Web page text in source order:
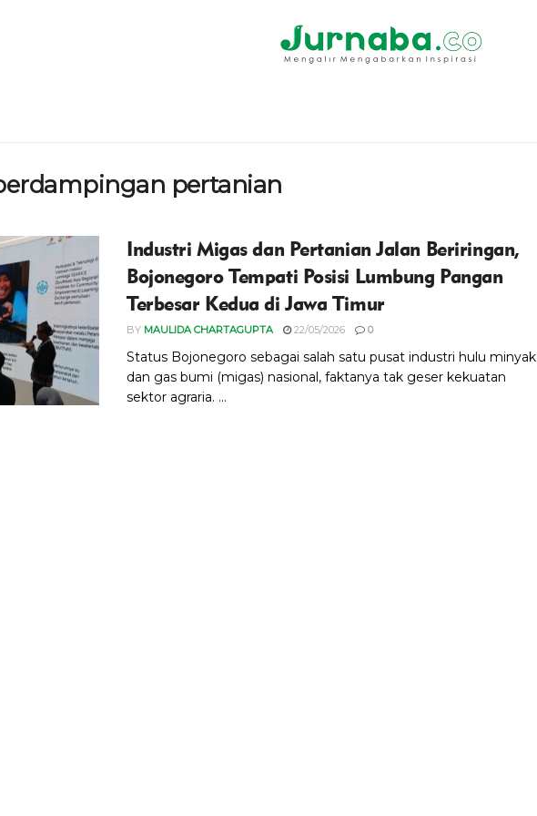
pertanian
Industri Migas dan Pertanian Jalan Beriringan,
Bojonegoro Tempati Posisi Lumbung Pangan
Terbesar Kedua di Jawa Timur
BY MAULIDA CHARTAGUPTA 22/05/2026 0
Status Bojonegoro sebagai salah satu pusat industri hulu minyak
dan gas bumi (migas) nasional, faktanya tak geser kekuatan
sektor agraria. ...